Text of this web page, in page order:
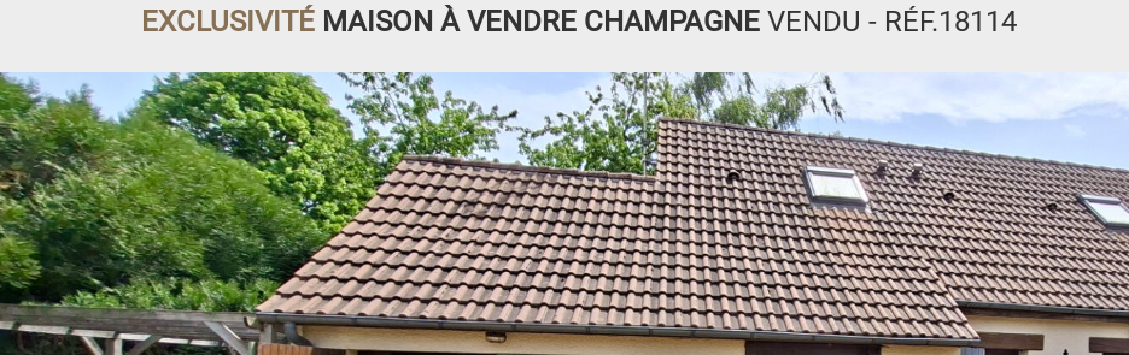
EXCLUSIVITÉ MAISON À VENDRE CHAMPAGNE VENDU - RÉF.18114